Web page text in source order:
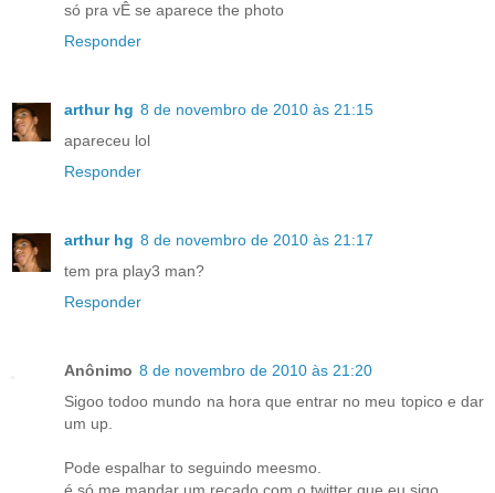
só pra vÊ se aparece the photo
Responder
arthur hg 8 de novembro de 2010 às 21:15
apareceu lol
Responder
arthur hg 8 de novembro de 2010 às 21:17
tem pra play3 man?
Responder
Anônimo 8 de novembro de 2010 às 21:20
Sigoo todoo mundo na hora que entrar no meu topico e dar
um up.
Pode espalhar to seguindo meesmo.